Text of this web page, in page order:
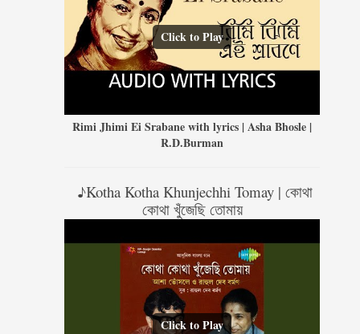
Click to Play
Rimi Jhimi Ei Srabane with lyrics | Asha Bhosle |
R.D.Burman
♪Kotha Kotha Khunjechhi Tomay | কোথা
কোথা খুঁজেছি তোমায়
Click to Play